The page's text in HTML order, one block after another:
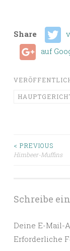
Share
auf
< PREVIOUS
Himbeer-Muffins
Schreibe
Deine E-Mail-
Erforderliche